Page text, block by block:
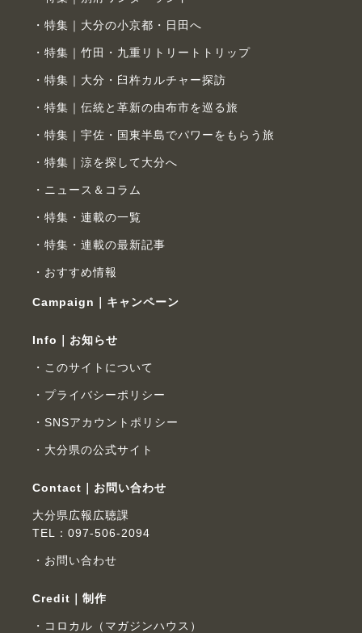
特集｜大分の小京都・日田へ
特集｜竹田・九重リトリートトリップ
特集｜大分・臼杵カルチャー探訪
特集｜伝統と革新の由布市を巡る旅
特集｜宇佐・国東半島でパワーをもらう旅
特集｜涼を探して大分へ
ニュース＆コラム
特集・連載の一覧
特集・連載の最新記事
おすすめ情報
Campaign｜キャンペーン
Info｜お知らせ
このサイトについて
プライバシーポリシー
SNSアカウントポリシー
大分県の公式サイト
Contact｜お問い合わせ
大分県広報広聴課
TEL：097-506-2094
お問い合わせ
Credit｜制作
コロカル（マガジンハウス）